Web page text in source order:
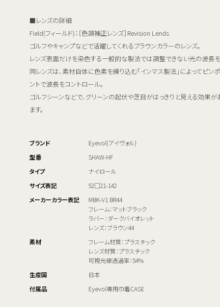
■レンズの詳細
Field(フィールド)：［色調補正レンズ］Revision Lends
ゴルフやキャンプなどで活躍してくれるブラウンカラーのレンズ。
レンズ表面だけを染色する一般的な製法では調整できない光の波長を
同レンズは、素材自体に色素を練り込む「インマス製法」によってピン
ントで波長をコントロール。
ゴルフシーンなどで、グリーンの起伏や芝目がはっきりと見える効果が
ます。
ブランド
Eyevol(アイヴォル)
型番
SHAW-HF
タイプ
ナイロール
サイズ表記
52□21-142
メーカーカラー表記
MBK-V1 BR44
フレーム：マットブラック
ラバー：ダークバイオレット
レンズ：ブラウン44
素材
フレーム材質：プラスチック
レンズ材質：プラスチック
可視光線透過率：54%
生産国
日本
付属品
Eyevol専用巾着CASE